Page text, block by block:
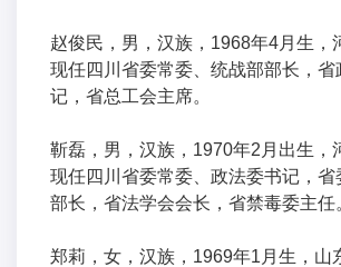
赵俊民，男，汉族，1968年4月生，
现任四川省委常委、统战部部长，省
记，省总工会主席。
靳磊，男，汉族，1970年2月出生，
现任四川省委常委、政法委书记，省
部长，省法学会会长，省禁毒委主任
郑莉，女，汉族，1969年1月生，山